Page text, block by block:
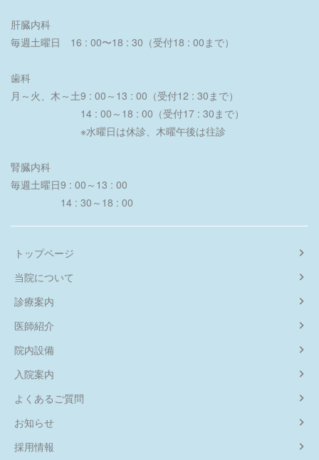
肝臓内科
毎週土曜日 16 : 00〜18 : 30（受付18 : 00まで）
歯科
月～火、木～土9 : 00～13 : 00（受付12 : 30まで）
14 : 00～18 : 00（受付17 : 30まで）
※水曜日は休診、木曜午後は往診
腎臓内科
毎週土曜日9 : 00～13 : 00
14 : 30～18 : 00
トップページ
当院について
診療案内
医師紹介
院内設備
入院案内
よくあるご質問
お知らせ
採用情報